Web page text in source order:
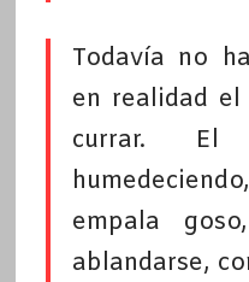
Todavía no
en realidad
currar.
empala
ablandarse,